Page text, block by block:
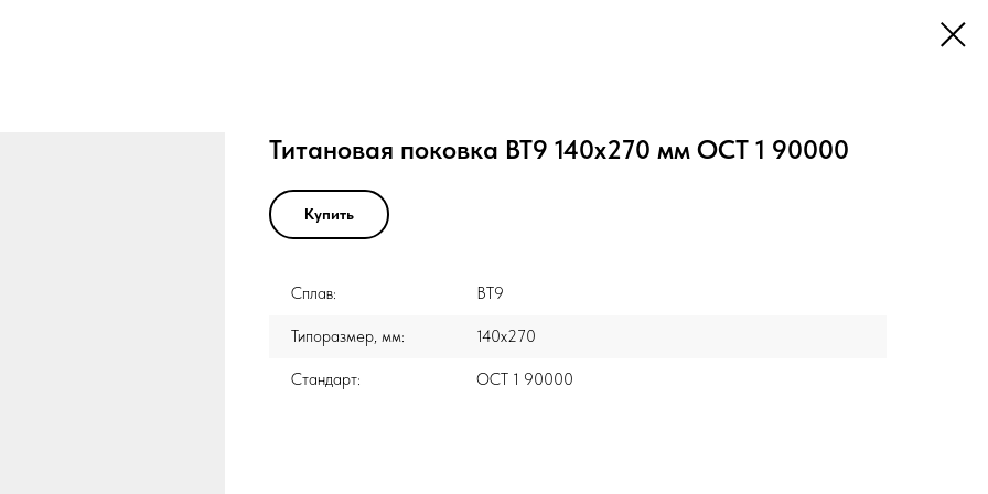
Титановая поковка ВТ9 140x270 мм ОСТ 1 90000
Купить
Сплав: ВТ9
Типоразмер, мм: 140x270
Стандарт: ОСТ 1 90000